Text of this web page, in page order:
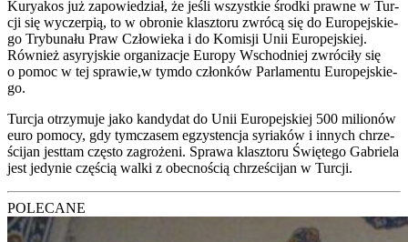
Kury­akos już zapo­wie­dział, że jeśli wszyst­kie środ­ki praw­ne w Tur­
cji się wyczer­pią, to w obro­nie klasz­to­ru zwró­cą się do Euro­pej­skie­
go Try­bu­na­łu Praw Czło­wie­ka i do Komi­sji Unii Euro­pej­skiej.
Rów­nież asy­ryj­skie orga­ni­za­cje Euro­py Wschod­niej zwró­ci­ły się
o pomoc w tej sprawie,w tym­do człon­ków Par­la­men­tu Euro­pej­skie­
go.
Tur­cja otrzy­mu­je jako kan­dy­dat do Unii Euro­pej­skiej 500 milio­nów
euro pomo­cy, gdy tym­cza­sem egzy­sten­cja syria­ków i innych chrze­
ści­jan jest­tam czę­sto zagro­że­ni. Spra­wa klasz­to­ru Świę­te­go Gabrie­la
jest jedy­nie czę­ścią wal­ki z obec­no­ścią chrze­ści­jan w Tur­cji.
POLECANE